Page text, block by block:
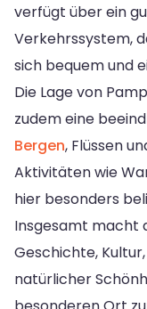
verfügt über ein
Verkehrssystem,
sich bequem und
Die Lage von
zudem eine
Bergen, Flüssen
Aktivitäten wie
hier besonders
Insgesamt macht
Geschichte,
natürlicher